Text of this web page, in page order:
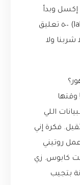
إكسل وبدأ
يحسب: “لو كل واحد فينا سمّى (label) ٥٠٠ تعليق
شربنا ولا
٨ شهور؟
اللي
فكرة إني
روتيني
كابوس. زي
بتجيب